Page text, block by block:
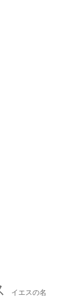
イエスの名